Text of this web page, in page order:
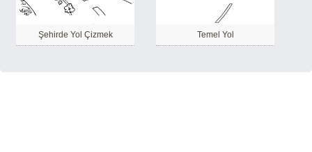
Şehirde Yol Çizmek Temel Yol